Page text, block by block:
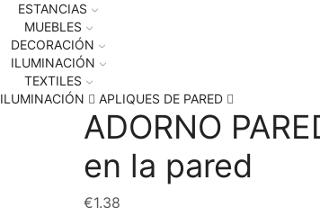
ESTANCIAS
MUEBLES
DECORACIÓN
ILUMINACIÓN
TEXTILES
ILUMINACIÓN APLIQUES DE PARED
ADORNO
en la pared
€1.38